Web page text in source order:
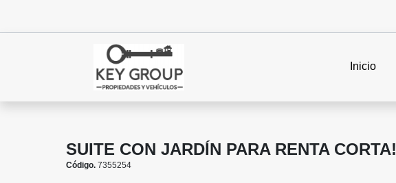
Inicio
SUITE CON JARDÍN PARA RENTA CORTA!
Código. 7355254